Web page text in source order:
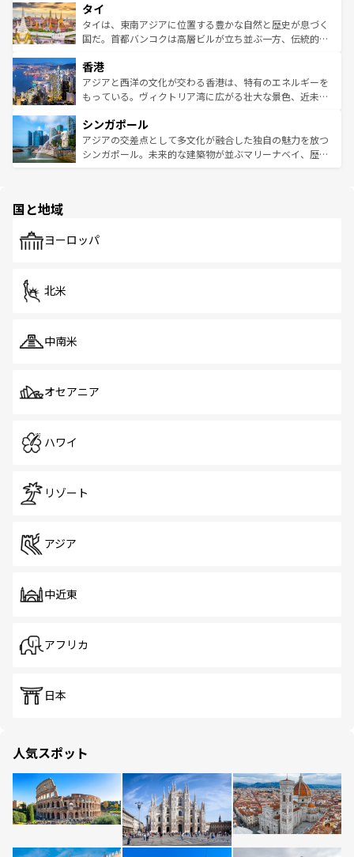
リティに包まれながら、韓国の多彩な魅力を心ゆくまで味
わってみてほしい。 なお、新着の韓国情報はコンテンツ一
覧を参照してほしい。
急速な発展と共に伝統が息づく。ハノイの古い町並みやホ
ーチミン市のフランス統治時代の建物も、独特の雰囲気を
醸し出している。また、バラエティの豊かさとおいしさで
とつ。フォーやバインミー、ベトナムコーヒーなどは、ぜ
ひ現地で味わいたい。どの地域を訪れてもあたたかい人々
が旅行者を迎えてくれるので、きっと忘れられない旅にな
参照してほしい。
タイ
タイは、東南アジアに位置する豊かな自然と歴史が息づく
国だ。首都バンコクは高層ビルが立ち並ぶ一方、伝統的な
の活気が交差している。北部ではチェンマイなどの山岳地
帯で自然と触れ合い、南部ではプーケットやクラビの美し
いビーチでリゾート気分を楽しむことができる。タイ料理
激する。気候は一年中温暖で、どの季節にも異なる楽しみ
が待っている。親しみやすいタイの人々、仏教を中心とし
た文化、そして多様な観光資源が、訪れる旅人を魅了し続
香港
アジアと西洋の文化が交わる香港は、特有のエネルギーを
もっている。ヴィクトリア湾に広がる壮大な景色、近未来
み、どこを訪れても感動するはず。観光スポットが密集し
ており、効率よく見どころを回れるのも魅力。息をのむよ
うな絶景から文化的な体験まで、香港を存分に楽しみ尽く
シンガポール
アジアの交差点として多文化が融合した独自の魅力を放つ
シンガポール。未来的な建築物が並ぶマリーナベイ、歴史
で、ホーカーズは地元の風情を楽しめる外せないスポット
国と地域
ヨーロッパ
北米
中南米
オセアニア
ハワイ
リゾート
アジア
中近東
アフリカ
日本
人気スポット